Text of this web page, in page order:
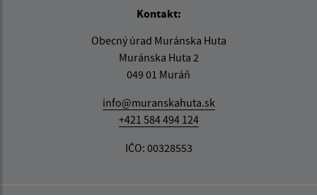
Kontakt:
Obecný úrad Muránska Huta
Muránska Huta 2
049 01 Muráň
info@muranskahuta.sk
+421 584 494 124
IČO: 00328553